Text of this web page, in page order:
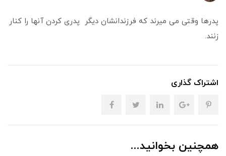
پدرها وقتی می میرند که فرزندانشان دیگر پدری کردن آنها را کنار
زنند.
اشتراک گذاری
همچنین بخوانید...